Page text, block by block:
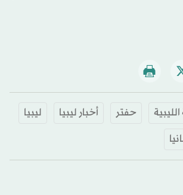
الليبية حفتر أخبار ليبيا
ليبيا